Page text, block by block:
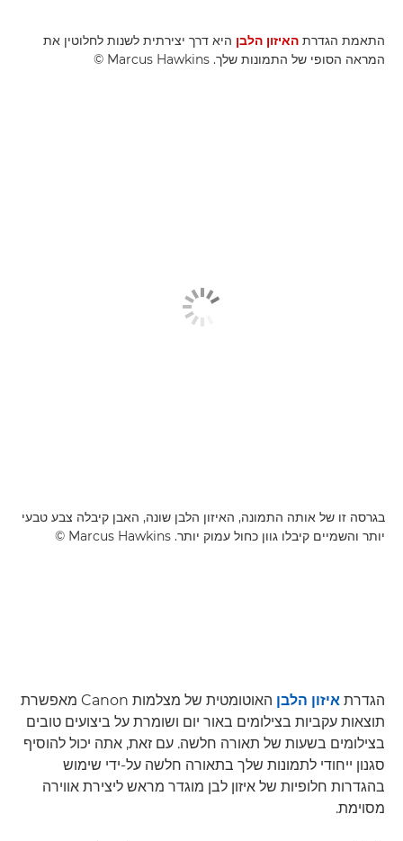
התאמת הגדרת האיזון הלבן היא דרך יצירתית לשנות לחלוטין את
המראה הסופי של התמונות שלך. Marcus Hawkins ©
בגרסה זו של אותה התמונה, האיזון הלבן שונה, האבן קיבלה צבע טבעי
יותר והשמיים קיבלו גוון כחול עמוק יותר. Marcus Hawkins ©
הגדרת איזון הלבן
האוטומטית של מצלמות Canon מאפשרת
תוצאות עקביות בצילומים באור יום ושומרת על ביצועים טובים
בצילומים בשעות של תאורה חלשה. עם זאת, אתה יכול להוסיף
סגנון ייחודי לתמונות שלך בתאורה חלשה על-ידי שימוש
בהגדרות חלופיות של איזון לבן מוגדר מראש ליצירת אווירה
מסוימת.